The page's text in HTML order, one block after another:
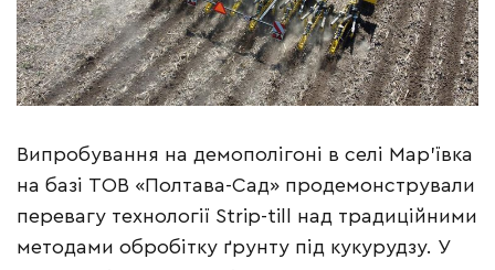
Випробування на демополігоні в селі Мар’ївка
на базі ТОВ «Полтава-Сад» продемонстрували
перевагу технології Strip-till над традиційними
методами обробітку ґрунту під кукурудзу. У